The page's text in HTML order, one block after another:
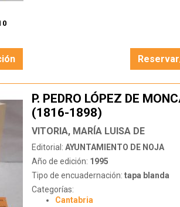
P. PEDRO LÓPEZ DE
(1816-1898)
VITORIA, MARÍA LUISA DE
Editorial: AYUNTAMIENTO DE NOJA
Año de edición: 1995
Tipo de encuadernación: tapa blanda
Categorías:
Cantabria